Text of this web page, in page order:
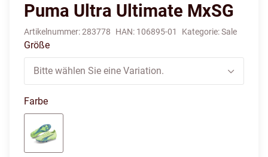
Puma Ultra Ultimate MxSG
Artikelnummer:283778 HAN: 106895-01 Kategorie:Sale
Größe
Bitte wählen Sie eine Variation.
Farbe